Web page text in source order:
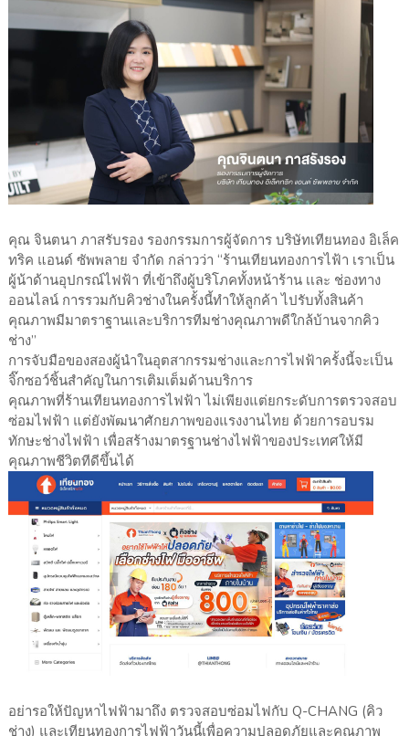
คุณ จินตนา ภาสรับรอง รองกรรมการผู้จัดการ บริษัทเทียนทอง อิเล็ค
ทริค แอนด์ ซัพพลาย จำกัด กล่าวว่า “ร้านเทียนทองการไฟ้า เราเป็น
ผู้น้าด้านอุปกรณ์ไฟฟ้า ที่เข้าถึงผู้บริโภคทั้งหน้าร้าน เเละ ช่องทาง
ออนไลน์ การรวมกับคิวช่างในครั้งนี้ทำให้ลูกค้า ไปรับทั้งสินค้า
คุณภาพมีมาตราฐานเเละบริการทีมช่างคุณภาพดีใกล้บ้านจากคิว
ช่าง”
การจับมือของสองผู้นำในอุตสากรรมช่างและการไฟฟ้าครั้งนี้จะเป็น
จิ๊กซอว์ชิ้นสำคัญในการเติมเต็มด้านบริการ
คุณภาพที่ร้านเทียนทองการไฟฟ้า ไม่เพียงแต่ยกระดับการตรวจสอบ
ซ่อมไฟฟ้า แต่ยังพัฒนาศักยภาพของแรงงานไทย ด้วยการอบรม
ทักษะช่างไฟฟ้า เพื่อสร้างมาตรฐานช่างไฟฟ้าของประเทศให้มี
คุณภาพชีวิตทีดีขึ้นได้
อย่ารอให้ปัญหาไฟฟ้ามาถึง ตรวจสอบซ่อมไฟกับ Q-CHANG (คิว
ช่าง) และเทียนทองการไฟฟ้าวันนี้เพื่อความปลอดภัยและคุณภาพ